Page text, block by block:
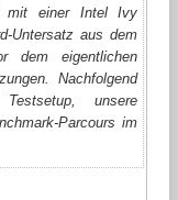
mit einer Intel Ivy
Untersatz aus dem
dem eigentlichen
Nachfolgend
unsere
Parcours im